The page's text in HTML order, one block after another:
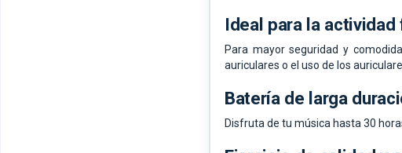
Ideal para la
Para mayor seguridad y
auriculares o el uso de los
Batería de larga
Disfruta de tu música hasta 30